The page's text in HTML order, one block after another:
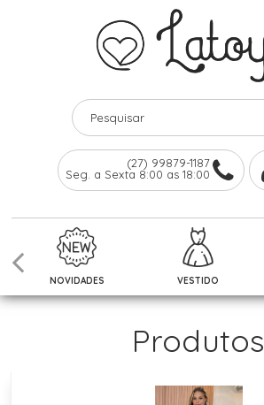
(27) 99879-1187
Seg. a Sexta 8:00 as 18:00
NOVIDADES VESTIDO
Produtos